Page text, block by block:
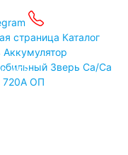
АКБ
Услуги
страница Каталог
Аккумулятор
Зверь Са/Са
720А ОП